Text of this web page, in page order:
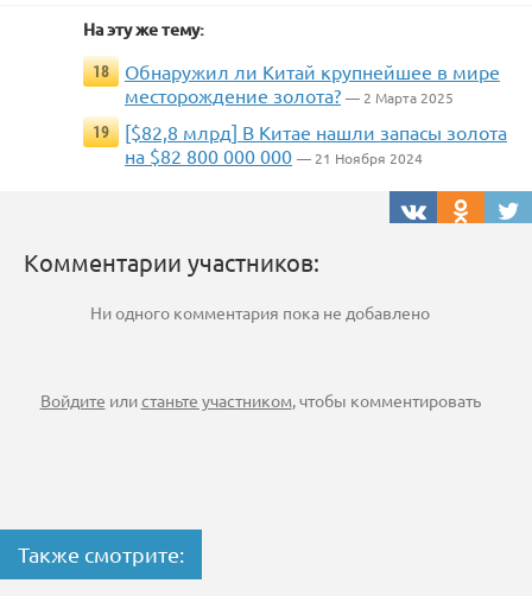
На эту же тему:
18
Обнаружил ли Китай крупнейшее в мире
месторождение золота? — 2 Марта 2025
19
[$82,8 млрд] В Китае нашли запасы золота
на $82 800 000 000 — 21 Ноября 2024
Комментарии участников:
Ни одного комментария пока не добавлено
Войдите илистаньте участником, чтобы комментировать
Также смотрите: